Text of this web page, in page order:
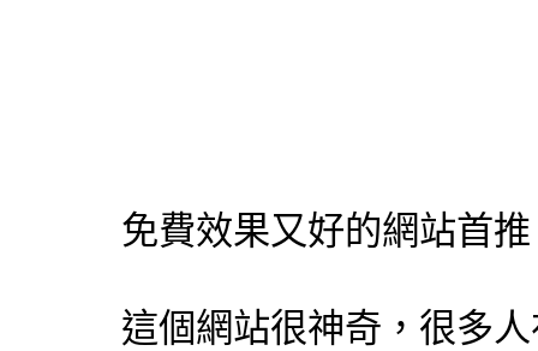
免費效果又好的網站首
這個網站很神奇，很多